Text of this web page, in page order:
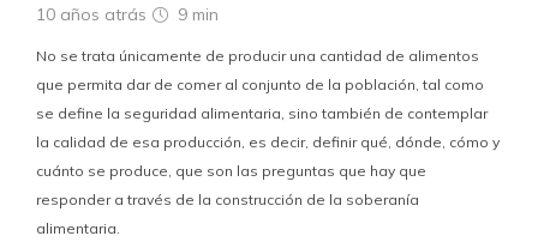
10 años atrás
9 min
No se trata únicamente de producir una cantidad de alimentos
que permita dar de comer al conjunto de la población, tal como
se define la seguridad alimentaria, sino también de contemplar
la calidad de esa producción, es decir, definir qué, dónde, cómo y
cuánto se produce, que son las preguntas que hay que
responder a través de la construcción de la soberanía
alimentaria.